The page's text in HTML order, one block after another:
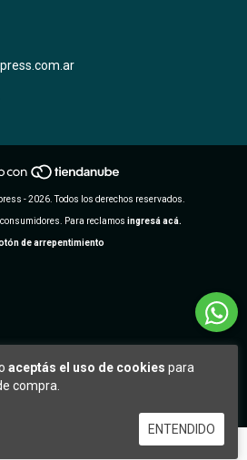
aceptás el uso de cookies para
compra.
ENTENDIDO
- 2026. Todos los derechos reservados.
Para reclamos ingresá acá.
de arrepentimiento